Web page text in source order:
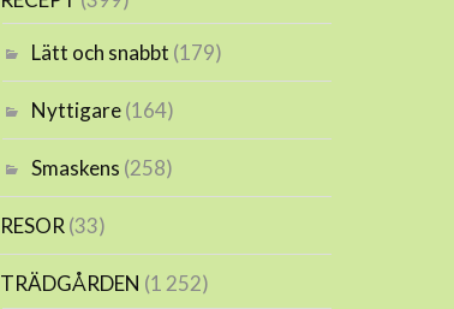
Lätt och snabbt (179)
Nyttigare(164)
Smaskens (258)
RESOR (33)
TRÄDGÅRDEN (1 252)